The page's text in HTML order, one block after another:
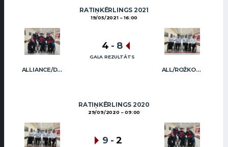
RATIŅKĒRLINGS 2021
19/05/2021 16:00
ALLIANCE/DIMBOVSKIS ALL/ROŽKOVA
4 - 8
GALA REZULTĀTS
RATIŅKĒRLINGS 2020
29/09/2020 09:00
9 - 2